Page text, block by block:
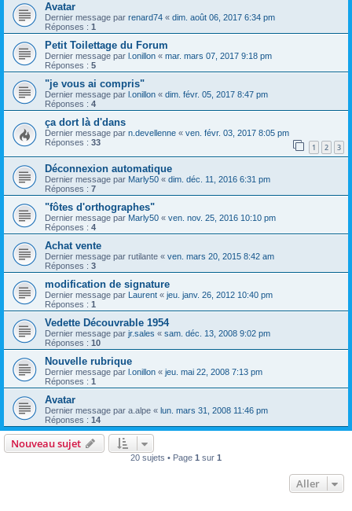
Avatar
Dernier message par renard74 « dim. août 06, 2017 6:34 pm
Réponses : 1
Petit Toilettage du Forum
Dernier message par l.onillon « mar. mars 07, 2017 9:18 pm
Réponses : 5
"je vous ai compris"
Dernier message par l.onillon « dim. févr. 05, 2017 8:47 pm
Réponses : 4
ça dort là d'dans
Dernier message par n.devellenne « ven. févr. 03, 2017 8:05 pm
Réponses : 33 1 2 3
Déconnexion automatique
Dernier message par Marly50 « dim. déc. 11, 2016 6:31 pm
Réponses : 7
"fôtes d'orthographes"
Dernier message par Marly50 « ven. nov. 25, 2016 10:10 pm
Réponses : 4
Achat vente
Dernier message par rutilante « ven. mars 20, 2015 8:42 am
Réponses : 3
modification de signature
Dernier message par Laurent « jeu. janv. 26, 2012 10:40 pm
Réponses : 1
Vedette Découvrable 1954
Dernier message par jr.sales « sam. déc. 13, 2008 9:02 pm
Réponses : 10
Nouvelle rubrique
Dernier message par l.onillon « jeu. mai 22, 2008 7:13 pm
Réponses : 1
Avatar
Dernier message par a.alpe « lun. mars 31, 2008 11:46 pm
Réponses : 14
Nouveau sujet
20 sujets • Page 1 sur 1
Aller